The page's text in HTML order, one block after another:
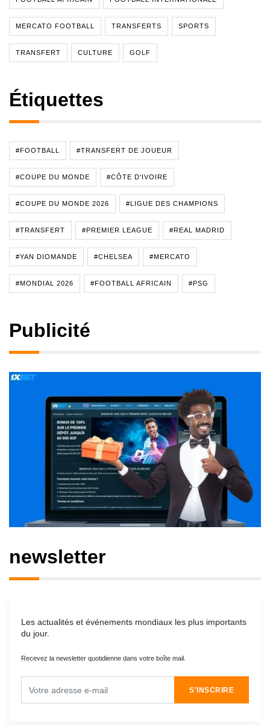
MERCATO FOOTBALL TRANSFERTS SPORTS
TRANSFERT CULTURE GOLF
Étiquettes
#FOOTBALL #TRANSFERT DE JOUEUR
#COUPE DU MONDE #CÔTE D'IVOIRE
#COUPE DU MONDE 2026 #LIGUE DES CHAMPIONS
#TRANSFERT #PREMIER LEAGUE #REAL MADRID
#YAN DIOMANDE #CHELSEA #MERCATO
#MONDIAL 2026 #FOOTBALL AFRICAIN #PSG
Publicité
newsletter
Les actualités et événements mondiaux les plus importants
du jour.
Recevez la newsletter quotidienne dans votre boîte mail.
S'INSCRIRE